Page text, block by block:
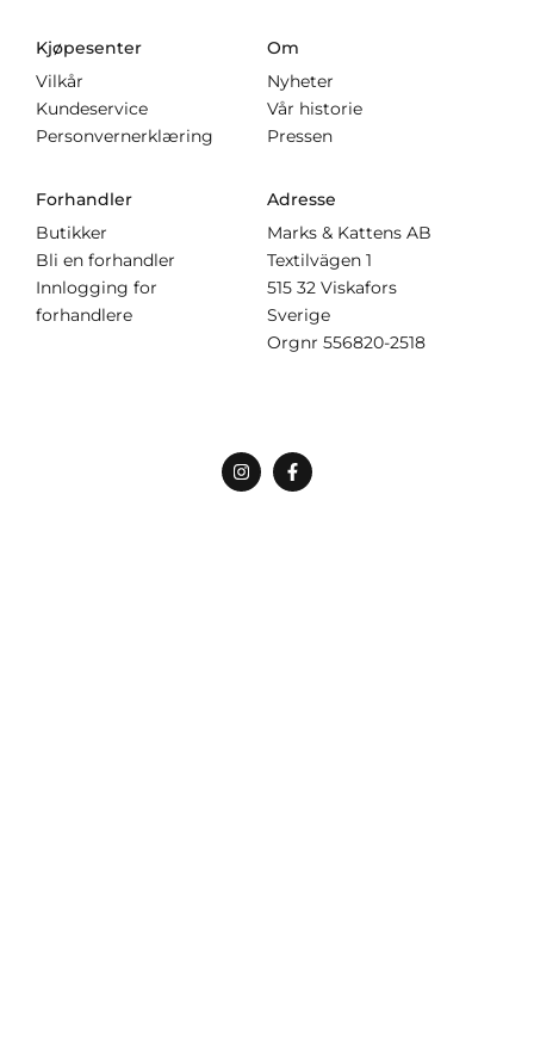
Kjøpesenter
Vilkår
Kundeservice
Personvernerklæring
Om
Nyheter
Vår historie
Pressen
Forhandler
Butikker
Bli en forhandler
Innlogging for
forhandlere
Adresse
Marks & Kattens AB
Textilvägen 1
515 32 Viskafors
Sverige
Orgnr 556820-2518